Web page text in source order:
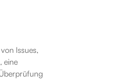
Issues,
eine